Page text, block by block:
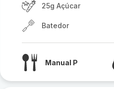
25g Açúcar
Batedor
Manual P